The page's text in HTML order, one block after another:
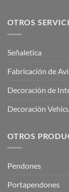
OTROS
Señaletica
Fabricación de
Decoración de
Decoración
OTROS
Pendones
Portapendones